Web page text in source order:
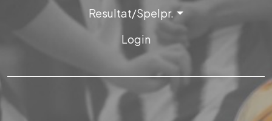
Resultat/Spelpr.
Login